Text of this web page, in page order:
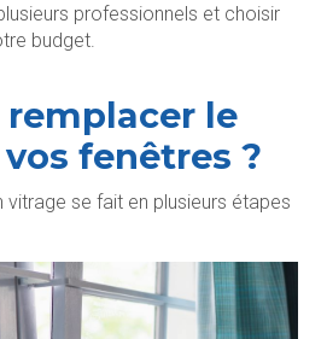
professionnels et choisir
budget.
le
fenêtres ?
vitrage se fait en plusieurs étapes